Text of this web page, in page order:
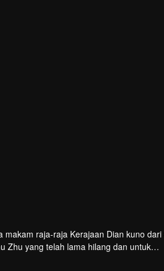
raja-raja Kerajaan Dian kuno dari
Zhu yang telah lama hilang dan untuk
Segitiga Besi itu memasuki lembah yang